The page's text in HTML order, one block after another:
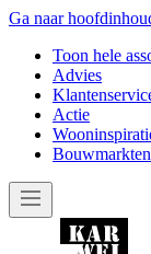
Ga naar
Toon hele
Advies
Actie
Bouwmarkten